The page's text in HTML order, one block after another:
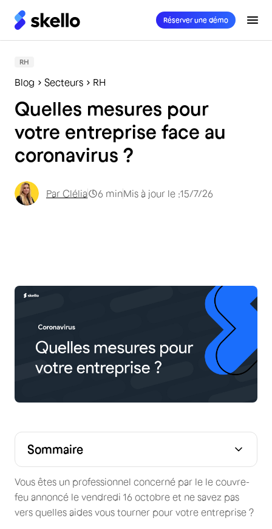
Réserver une démo
RH
Blog Secteurs RH
Quelles mesures pour
votre entreprise face au
coronavirus ?
Par Clélia 6 minMis à jour le :15/7/26
Vous êtes un professionnel concerné par le le couvre-
feu annoncé le vendredi 16 octobre et ne savez pas
vers quelles aides vous tourner pour votre entreprise ?
Sommaire